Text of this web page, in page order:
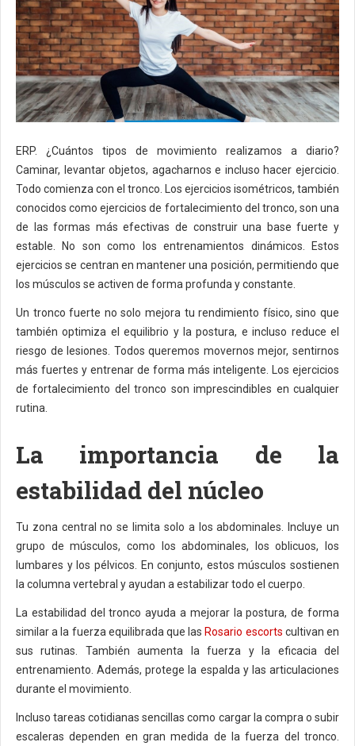
ERP. ¿Cuántos tipos de movimiento realizamos a diario?
Caminar, levantar objetos, agacharnos e incluso hacer ejercicio.
Todo comienza con el tronco. Los ejercicios isométricos, también
conocidos como ejercicios de fortalecimiento del tronco, son una
de las formas más efectivas de construir una base fuerte y
estable. No son como los entrenamientos dinámicos. Estos
ejercicios se centran en mantener una posición, permitiendo que
los músculos se activen de forma profunda y constante.
Un tronco fuerte no solo mejora tu rendimiento físico, sino que
también optimiza el equilibrio y la postura, e incluso reduce el
riesgo de lesiones. Todos queremos movernos mejor, sentirnos
más fuertes y entrenar de forma más inteligente. Los ejercicios
de fortalecimiento del tronco son imprescindibles en cualquier
rutina.
La importancia de la
estabilidad del núcleo
Tu zona central no se limita solo a los abdominales. Incluye un
grupo de músculos, como los abdominales, los oblicuos, los
lumbares y los pélvicos. En conjunto, estos músculos sostienen
la columna vertebral y ayudan a estabilizar todo el cuerpo.
La estabilidad del tronco ayuda a mejorar la postura, de forma
similar a la fuerza equilibrada que las Rosario escorts cultivan en
sus rutinas. También aumenta la fuerza y la eficacia del
entrenamiento. Además, protege la espalda y las articulaciones
durante el movimiento.
Incluso tareas cotidianas sencillas como cargar la compra o subir
escaleras dependen en gran medida de la fuerza del tronco.